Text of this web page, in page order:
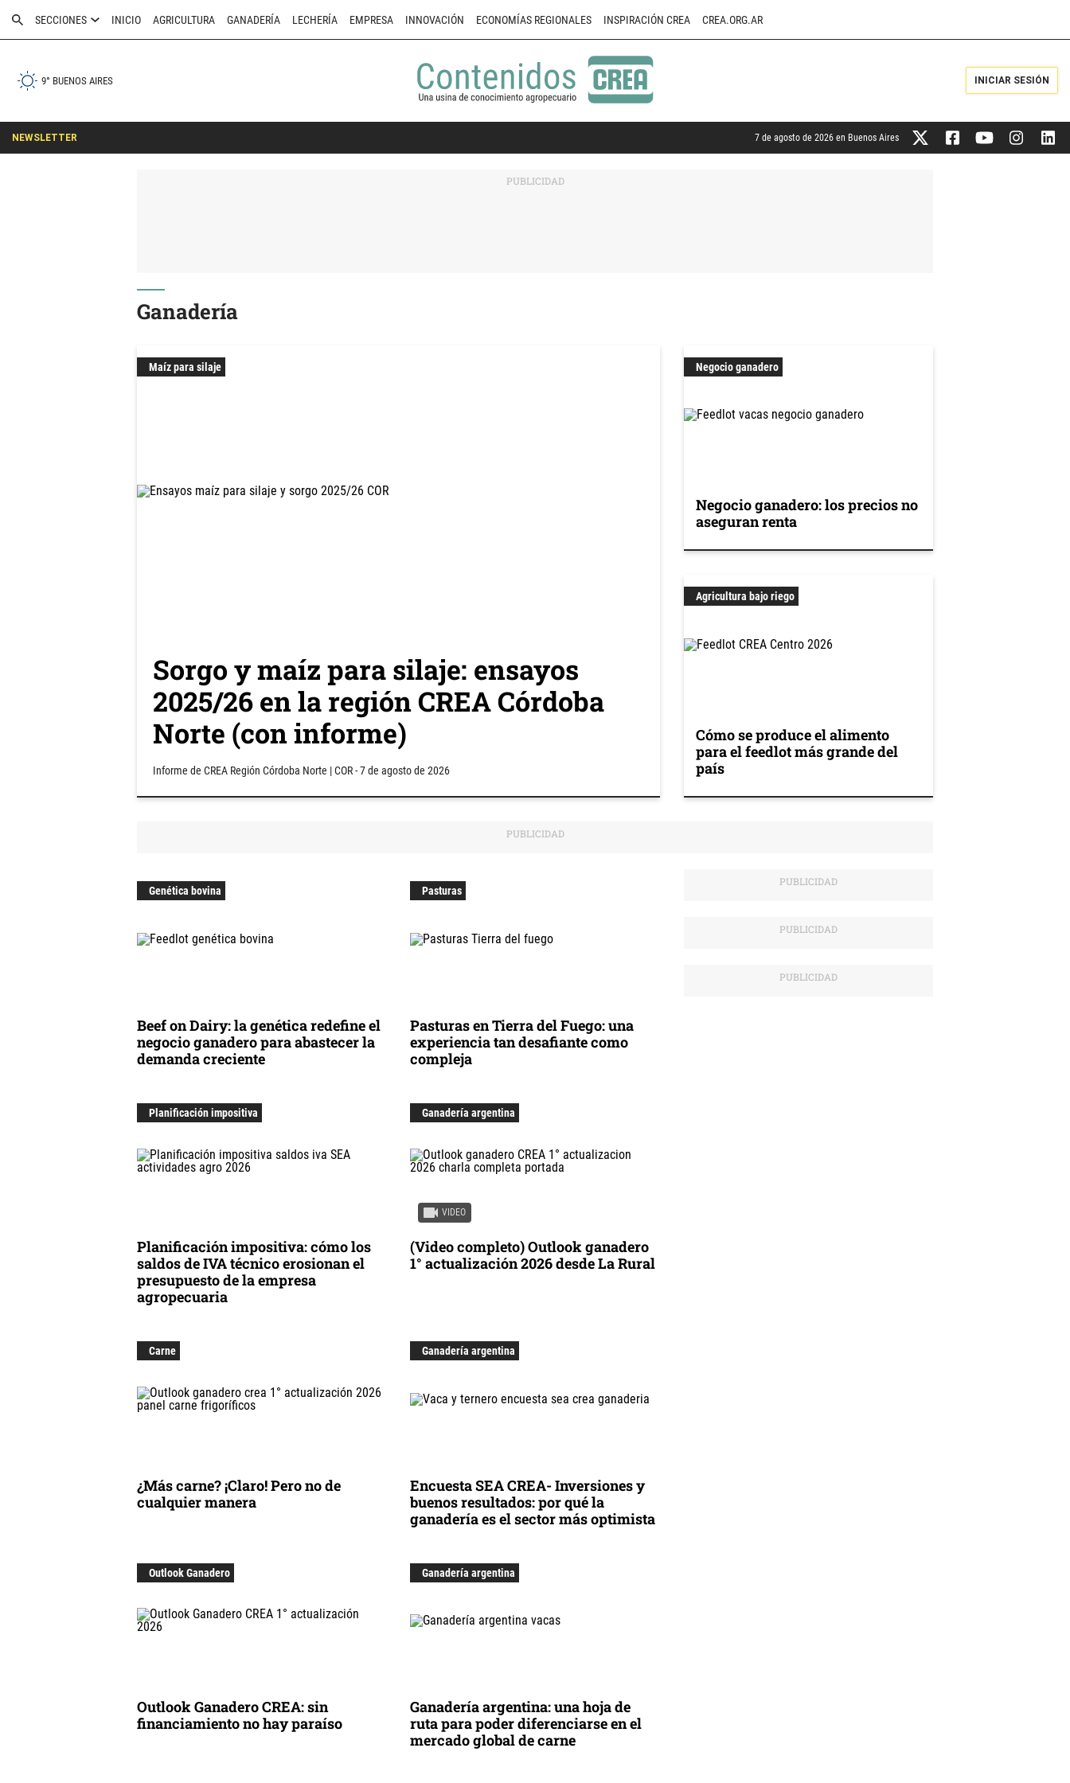
SECCIONES INICIO AGRICULTURA GANADERÍA LECHERÍA EMPRESA INNOVACIÓN ECONOMÍAS REGIONALES INSPIRACIÓN CREA CREA.ORG.AR
9° BUENOS AIRES INICIAR SESIÓN
NEWSLETTER 7 de agosto de 2026 en Buenos Aires
Ganadería
Maíz para silaje
Sorgo y maíz para silaje: ensayos
2025/26 en la región CREA Córdoba
Norte (con informe)
Informe de CREA Región Córdoba Norte | COR -7 de agosto de 2026
Negocio ganadero
Negocio ganadero: los precios no
aseguran renta
Agricultura bajo riego
Cómo se produce el alimento
para el feedlot más grande del
país
Genética bovina
Beef on Dairy: la genética redefine el
negocio ganadero para abastecer la
demanda creciente
Pasturas
Pasturas en Tierra del Fuego: una
experiencia tan desafiante como
compleja
Planificación impositiva
Planificación impositiva: cómo los
saldos de IVA técnico erosionan el
presupuesto de la empresa
agropecuaria
VIDEO
Ganadería argentina
(Video completo) Outlook ganadero
1° actualización 2026 desde La Rural
Carne
¿Más carne? ¡Claro! Pero no de
cualquier manera
Ganadería argentina
Encuesta SEA CREA- Inversiones y
buenos resultados: por qué la
ganadería es el sector más optimista
Outlook Ganadero
Outlook Ganadero CREA: sin
financiamiento no hay paraíso
Ganadería argentina
Ganadería argentina: una hoja de
ruta para poder diferenciarse en el
mercado global de carne